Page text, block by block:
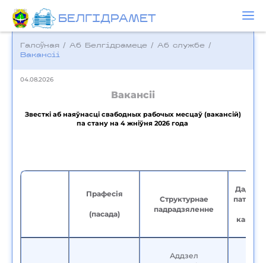
БЕЛГIДРAМЕТ
Галоўная / Аб Белгідрамеце / Аб службе /
Вакансіі
04.08.2026
Вакансіі
Звесткі аб наяўнасці свабодных рабочых месцаў (вакансій)
па стану на 4 жніўня 2026 года
Прафесія
(пасада)
Структурнае
падрадзяленне
Аддзел